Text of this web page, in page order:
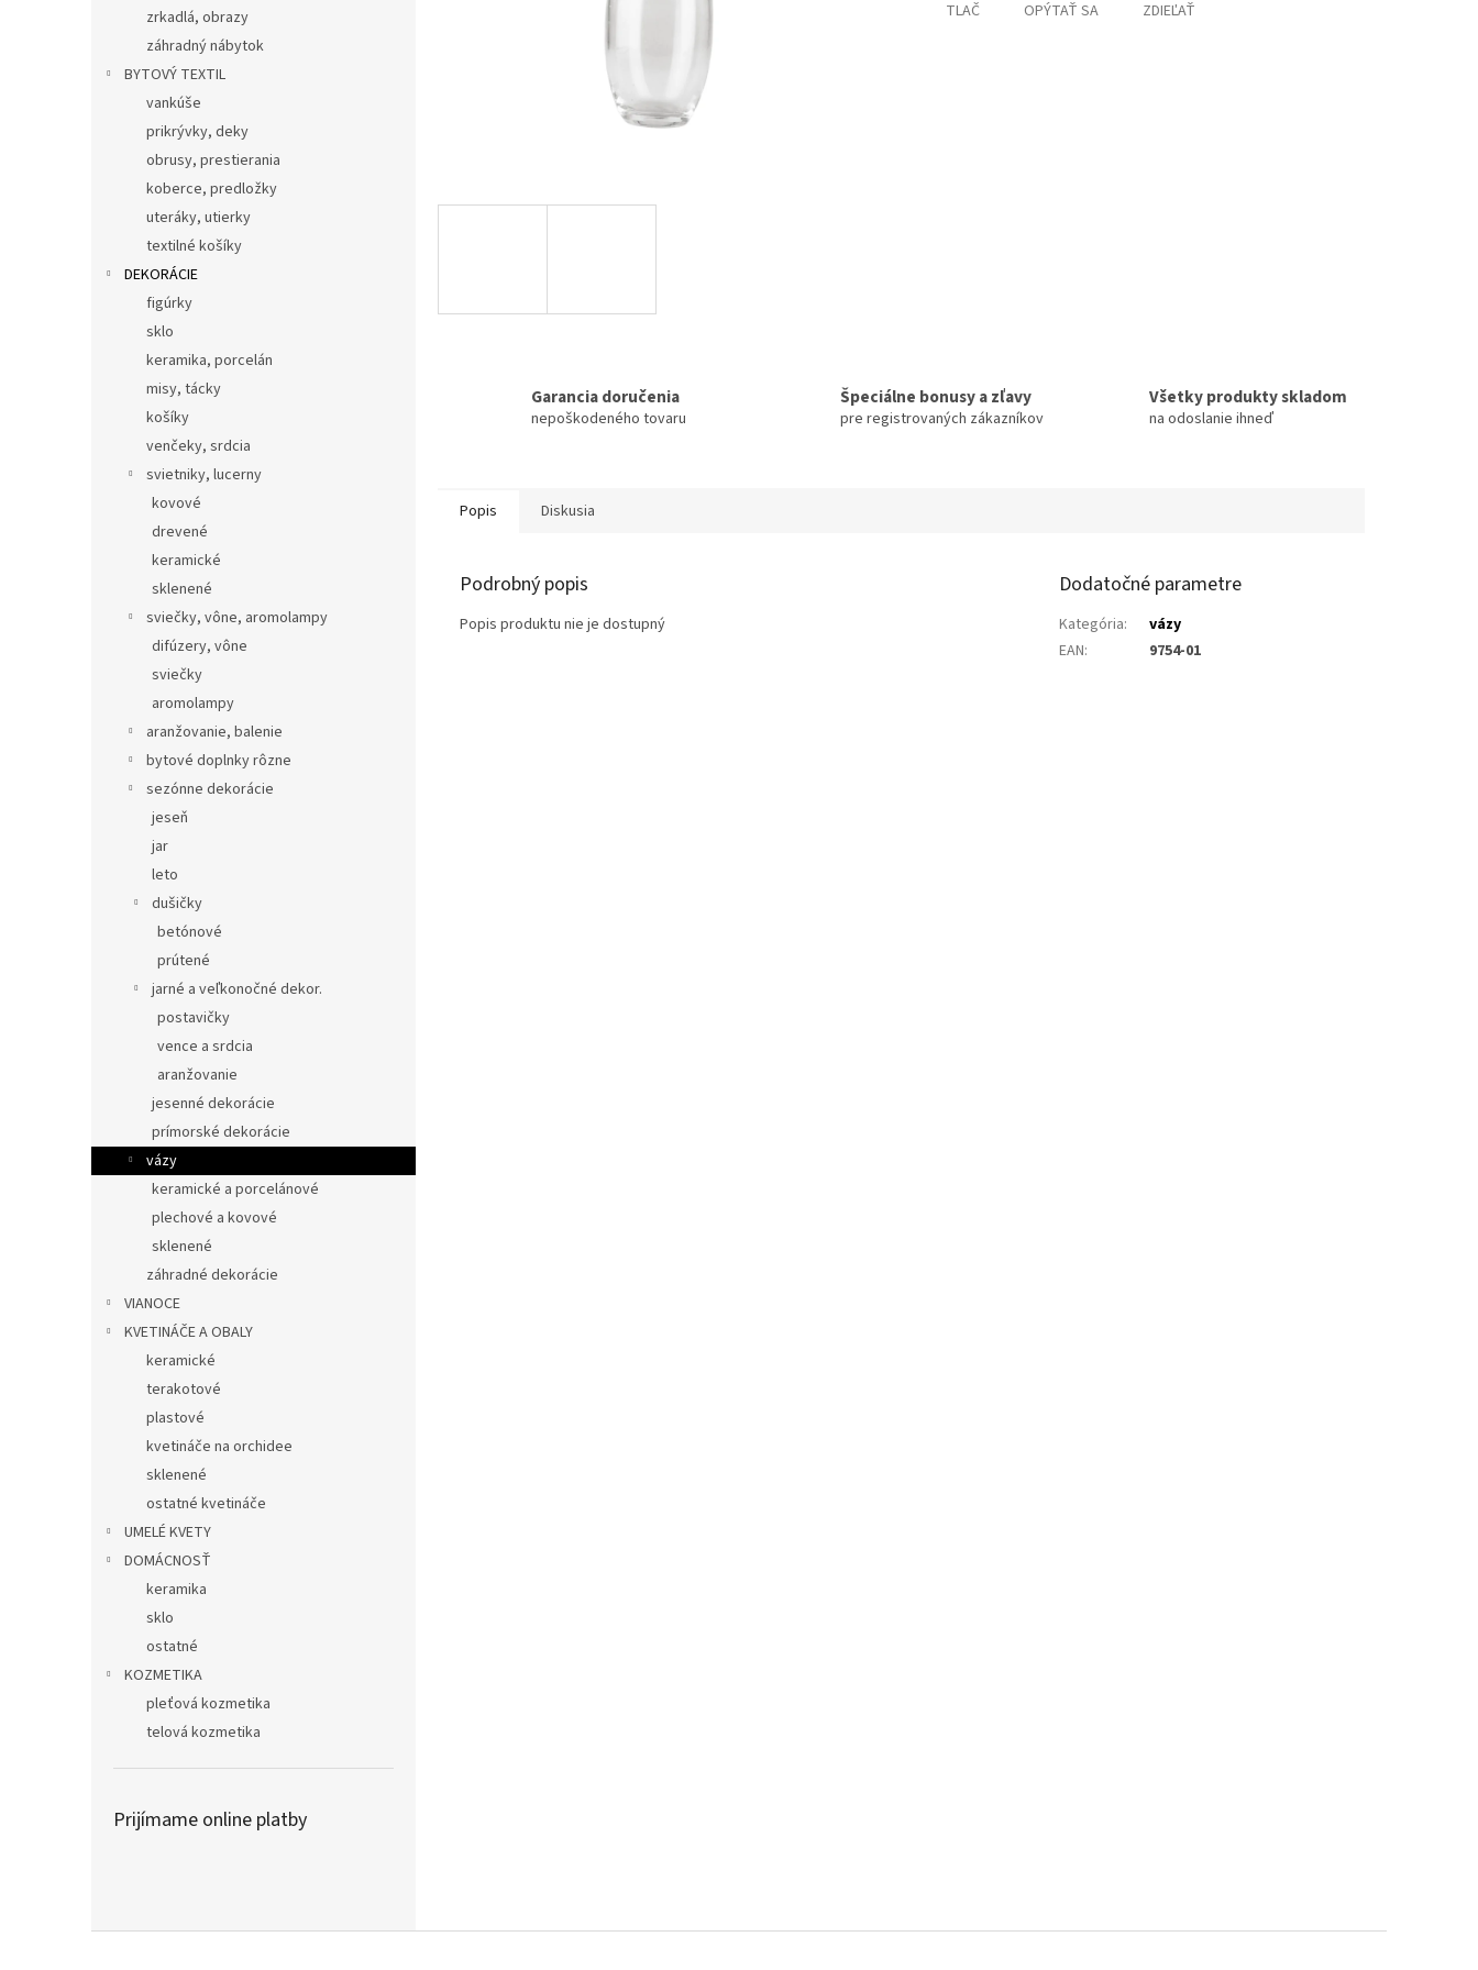
zrkadlá, obrazy
záhradný nábytok
BYTOVÝ TEXTIL
vankúše
prikrývky, deky
obrusy, prestierania
koberce, predložky
uteráky, utierky
textilné košíky
DEKORÁCIE
figúrky
sklo
keramika, porcelán
misy, tácky
košíky
venčeky, srdcia
svietniky, lucerny
kovové
drevené
keramické
sklenené
sviečky, vône, aromolampy
difúzery, vône
sviečky
aromolampy
aranžovanie, balenie
bytové doplnky rôzne
sezónne dekorácie
jeseň
jar
leto
dušičky
betónové
prútené
jarné a veľkonočné dekor.
postavičky
vence a srdcia
aranžovanie
jesenné dekorácie
prímorské dekorácie
vázy
keramické a porcelánové
plechové a kovové
sklenené
záhradné dekorácie
VIANOCE
KVETINÁČE A OBALY
keramické
terakotové
plastové
kvetináče na orchidee
sklenené
ostatné kvetináče
UMELÉ KVETY
DOMÁCNOSŤ
keramika
sklo
ostatné
KOZMETIKA
pleťová kozmetika
telová kozmetika
Prijímame online platby
TLAČ OPÝTAŤ SA ZDIEĽAŤ
Garancia doručenia
nepoškodeného tovaru
Špeciálne bonusy a zľavy
pre registrovaných zákazníkov
Všetky produkty skladom
na odoslanie ihneď
Popis Diskusia
Podrobný popis
Popis produktu nie je dostupný
Dodatočné parametre
Kategória:
vázy
EAN: 9754-01